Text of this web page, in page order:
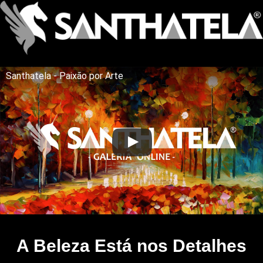
Santhatela - Paixão por Arte
A Beleza Está nos Detalhes